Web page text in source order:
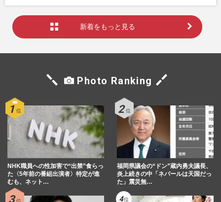
新着をもっと見る
Photo Ranking
NHK職員への性加害で“出禁”食らっ
た〈5年前の番組出演者〉特定が進
むも、ネット…
福岡県議会の“ドン”蔵内勇夫議長、
炎上続きの中「ネパールは天国だっ
た」震災無…